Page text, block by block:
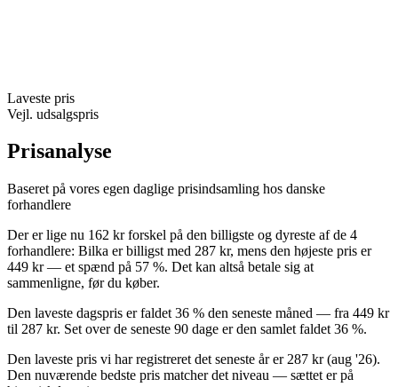
Laveste pris
Vejl. udsalgspris
Prisanalyse
Baseret på vores egen daglige prisindsamling hos danske
forhandlere
Der er lige nu 162 kr forskel på den billigste og dyreste af de 4
forhandlere: Bilka er billigst med 287 kr, mens den højeste pris er
449 kr — et spænd på 57 %. Det kan altså betale sig at
sammenligne, før du køber.
Den laveste dagspris er faldet 36 % den seneste måned — fra 449 kr
til 287 kr. Set over de seneste 90 dage er den samlet faldet 36 %.
Den laveste pris vi har registreret det seneste år er 287 kr (aug '26).
Den nuværende bedste pris matcher det niveau — sættet er på